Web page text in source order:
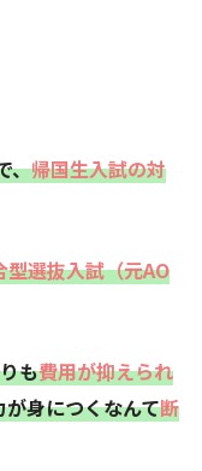
、帰国生入試の対
型選抜入試（元AO
も費用が抑えられ
身につくなんて断